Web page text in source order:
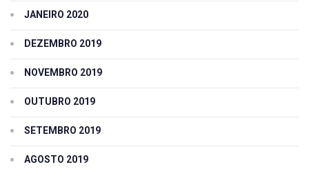
JANEIRO 2020
DEZEMBRO 2019
NOVEMBRO 2019
OUTUBRO 2019
SETEMBRO 2019
AGOSTO 2019